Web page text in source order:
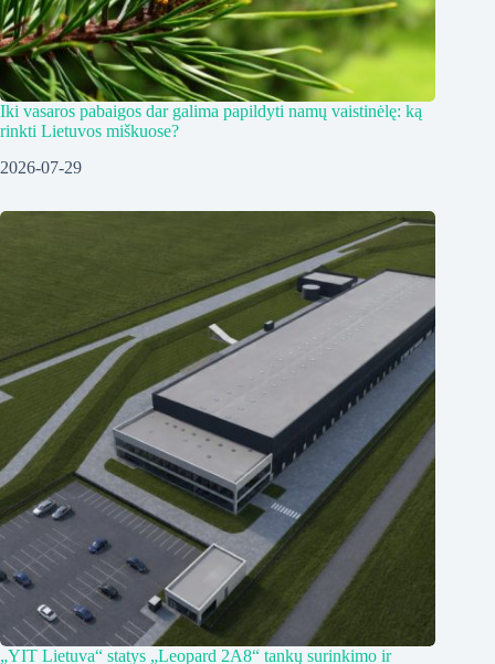
Iki vasaros pabaigos dar galima papildyti namų vaistinėlę: ką
rinkti Lietuvos miškuose?
2026-07-29
„YIT Lietuva“ statys „Leopard 2A8“ tankų surinkimo ir